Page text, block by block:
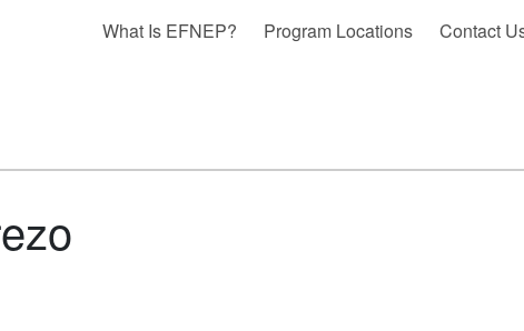
What Is EFNEP? Program Locations Contact